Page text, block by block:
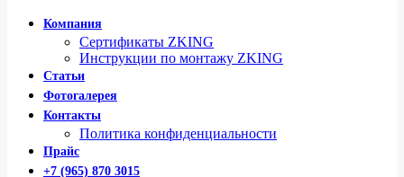
Компания
Сертификаты ZKING
Инструкции по монтажу ZKING
Статьи
Фотогалерея
Контакты
Политика конфиденциальности
Прайс
+7 (965) 870 3015